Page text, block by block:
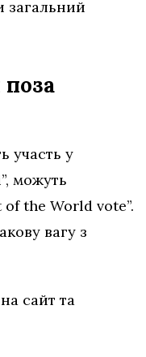
загальний
участь у
можуть
of the World vote”.
вагу з
сайт та